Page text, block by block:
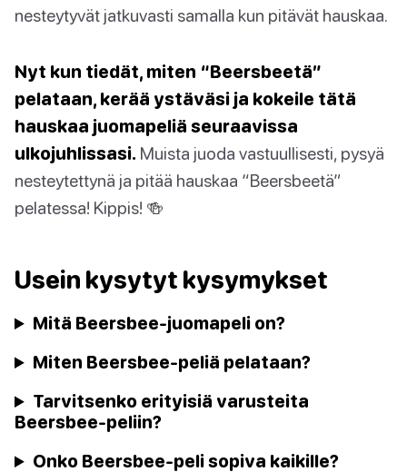
nesteytyvät jatkuvasti samalla kun pitävät hauskaa.
Nyt kun tiedät, miten “Beersbeetä”
pelataan, kerää ystäväsi ja kokeile tätä
hauskaa juomapeliä seuraavissa
ulkojuhlissasi. Muista juoda vastuullisesti, pysyä
nesteytettynä ja pitää hauskaa “Beersbeetä”
pelatessa! Kippis! 🍻
Usein kysytyt kysymykset
Mitä Beersbee-juomapeli on?
Miten Beersbee-peliä pelataan?
Tarvitsenko erityisiä varusteita
Beersbee-peliin?
Onko Beersbee-peli sopiva kaikille?